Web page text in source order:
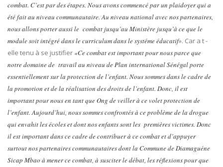
combat. C’est par des étapes. Nous avons commencé par un plaidoyer qui a
été fait au niveau communautaire. Au niveau national avec nos partenaires,
nous allons porter aussi le combat jusqu’au Ministère jusqu’à ce que le
module soit intégré dans le curriculum dans le systéme éducatif». Car a t -
elle tenu à se justifier «Ce combat est important pour nous parce que
notre domaine de travail au niveau de Plan international Sénégal porte
essentiellement sur la protection de l’enfant. Nous sommes dans le cadre de
la promotion et de la réalisation des droits de l’enfant. Donc, il est
important pour nous en tant que Ong de veiller à ce volet protection de
l’enfant. Aujourd’hui, nous sommes confrontés à ce problème de la drogue
qui envahit les écoles et dont nos enfants sont les premières victimes. Donc
il est important dans ce cadre de contribuer à ce combat et d’appuyer
surtout nos partenaires communautaires dont la Commune de Diamaguéne
Sicap Mbao à mener ce combat, à susciter le débat, les réflexions pour que